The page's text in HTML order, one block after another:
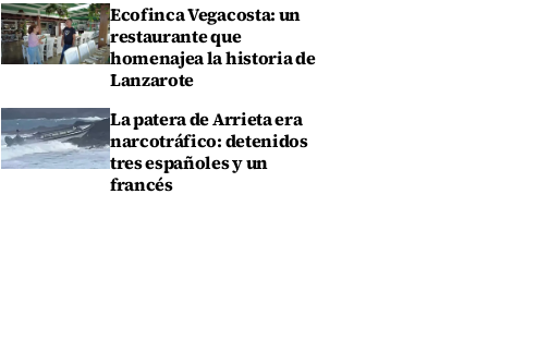
Ecofinca Vegacosta: un
restaurante que
homenajea la historia de
Lanzarote
La patera de Arrieta era
narcotráfico: detenidos
tres españoles y un
francés